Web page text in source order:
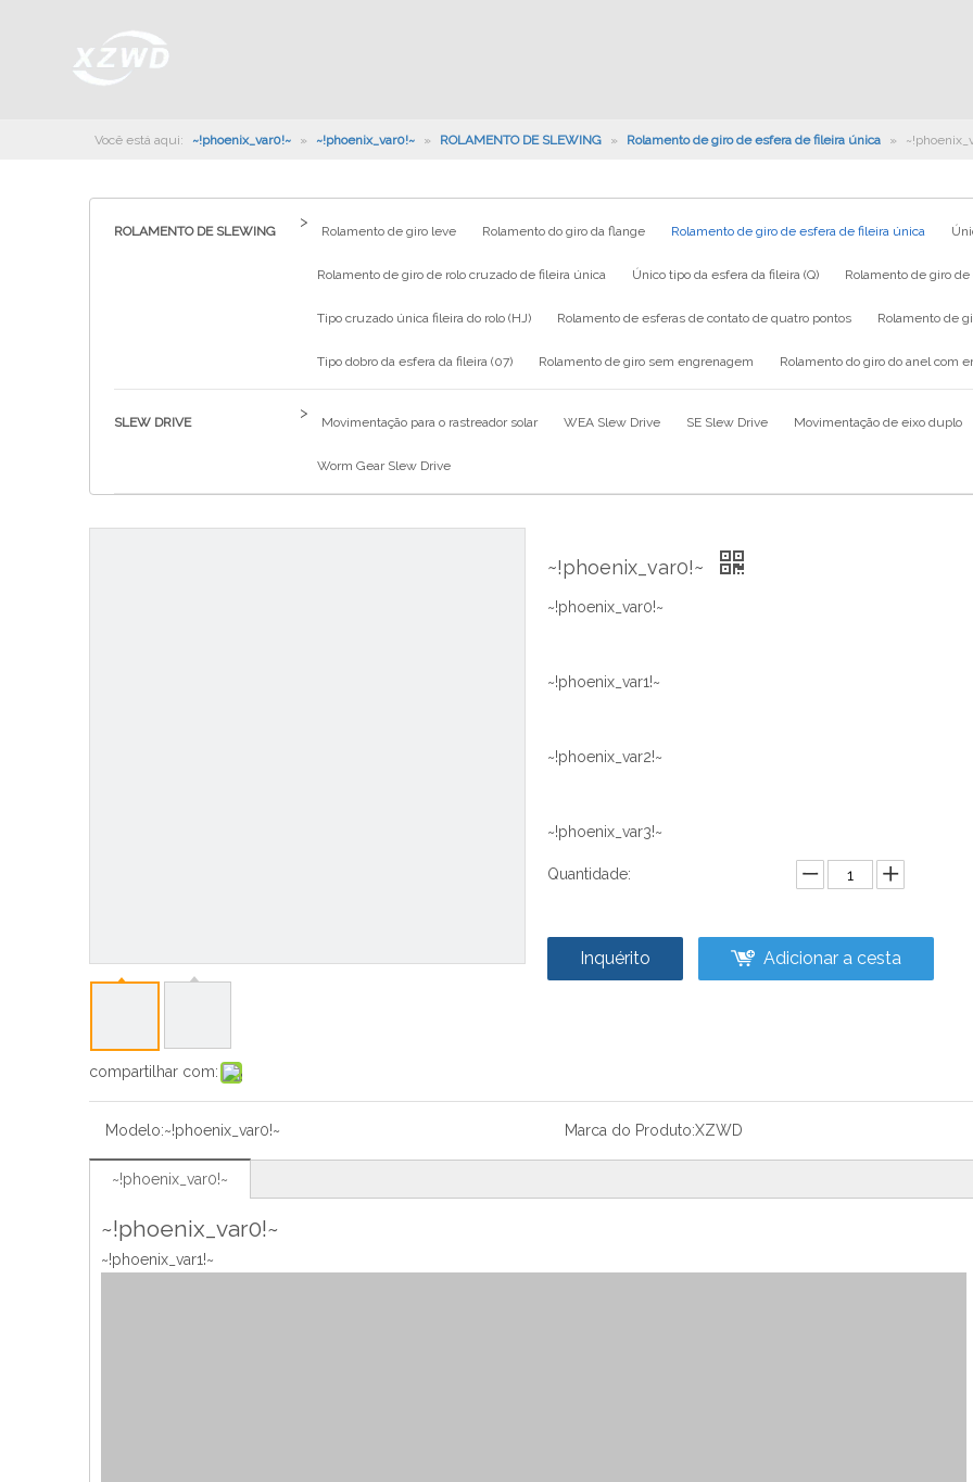
Você está aqui: ~!phoenix_var0!~ » ~!phoenix_var0!~ » ROLAMENTO DE SLEWING » Rolamento de giro de esfera de fileira única »
ROLAMENTO DE SLEWING
>
Rolamento de giro leve Rolamento do giro da flange Rolamento de giro de esfera de fileira única
Rolamento de giro de rolo cruzado de fileira única Único tipo da esfera da fileira (Q) Rolamento de giro
Tipo cruzado única fileira do rolo (HJ) Rolamento de esferas de contato de quatro pontos Rolamento de
Tipo dobro da esfera da fileira (07) Rolamento de giro sem engrenagem Rolamento do giro do anel com
SLEW DRIVE
>
Movimentação para o rastreador solar WEA Slew Drive SE Slew Drive Movimentação de eixo duplo
Worm Gear Slew Drive
compartilhar com:
~!phoenix_var0!~
~!phoenix_var0!~
~!phoenix_var1!~
~!phoenix_var2!~
~!phoenix_var3!~
Quantidade:
Inquérito Adicionar a cesta
Modelo:~!phoenix_var0!~ Marca do Produto:XZWD
~!phoenix_var0!~
~!phoenix_var0!~
~!phoenix_var1!~